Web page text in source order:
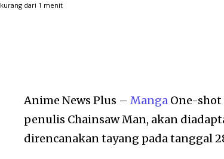
kurang dari 1 menit
Anime News Plus –Manga One-shot
penulis Chainsaw Man, akan
direncanakan tayang pada tanggal